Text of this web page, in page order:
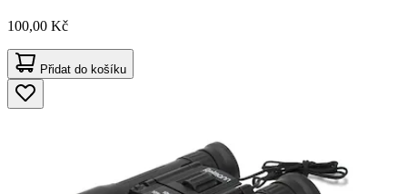
100,00 Kč
Přidat do košíku